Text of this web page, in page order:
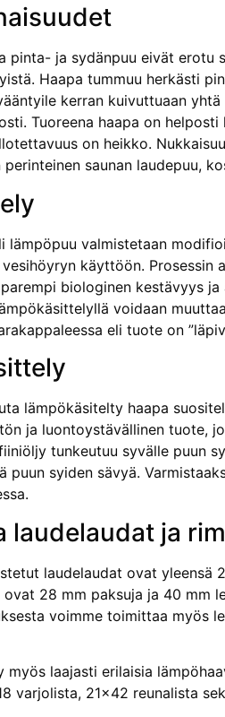
pinta- ja sydänpuu eivät erotu
Haapa tummuu herkästi
kerran kuivuttuaan
Tuoreena haapa on
on heikko.
saunan laudepuu,
lämpöpuu valmistetaan
käyttöön. Prosessin
biologinen kestävyys
voidaan
eli tuote on
lämpökäsitelty haapa
ja luontoystävällinen tuote,
tunkeutuu syvälle puun
puun syiden sävyä.
laudelaudat ja
laudelaudat ovat yleensä
28 mm paksuja ja 40 mm
voimme toimittaa myös
myös laajasti erilaisia
varjolista, 21×42 reunalista